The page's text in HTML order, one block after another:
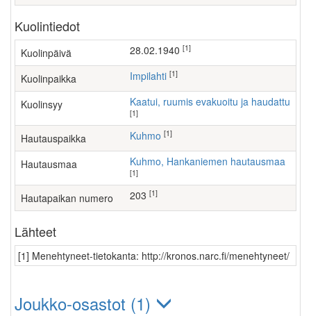
Kuolintiedot
Kuolinpäivä 28.02.1940 [1]
Kuolinpaikka Impilahti [1]
Kuolinsyy Kaatui, ruumis evakuoitu ja haudattu
[1]
Hautauspaikka Kuhmo [1]
Hautausmaa Kuhmo, Hankaniemen hautausmaa
[1]
Hautapaikan numero 203 [1]
Lähteet
[1] Menehtyneet-tietokanta: http://kronos.narc.fi/menehtyneet/
Joukko-osastot (1)